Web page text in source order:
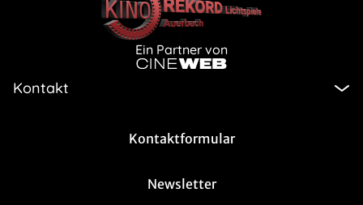
Ein Partner von
Kontakt
Kontaktformular
Newsletter